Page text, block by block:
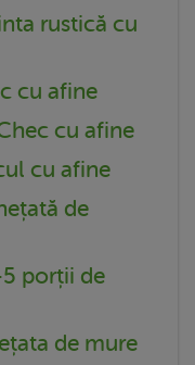
rustică cu
cu afine
cu afine
cu afine
de
porții de
de mure